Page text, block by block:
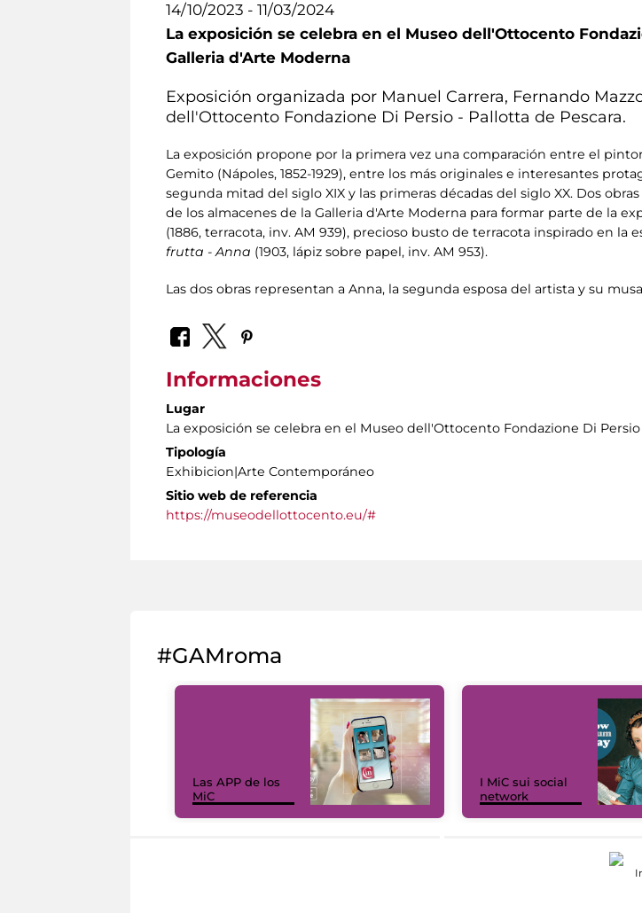
14/10/2023 - 11/03/2024
La exposición se celebra en el Museo dell'Ottocento
Galleria d'Arte Moderna
Exposición organizada por Manuel Carrera, Fernando
dell'Ottocento Fondazione Di Persio - Pallotta de Pescara.
La exposición propone por la primera vez una comparación entre el
Gemito (Nápoles, 1852-1929), entre los más originales e interesantes
segunda mitad del siglo XIX y las primeras décadas del siglo XX. Dos
de los almacenes de la Galleria d'Arte Moderna para formar parte de la
(1886, terracota, inv. AM 939), precioso busto de terracota inspirado en la
frutta - Anna (1903, lápiz sobre papel, inv. AM 953).
Las dos obras representan a Anna, la segunda esposa del artista y su
Informaciones
Lugar
La exposición se celebra en el Museo dell'Ottocento Fondazione Di
Tipología
Exhibicion|Arte Contemporáneo
Sitio web de referencia
https://museodellottocento.eu/#
#GAMroma
Las APP de los
MiC
I MiC sui social
network